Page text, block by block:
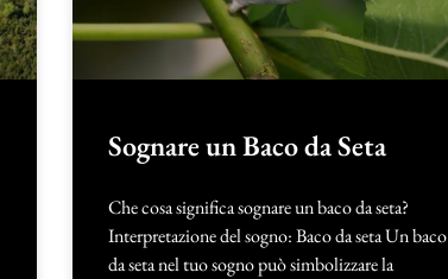
Sognare un Baco da Seta
Che cosa significa sognare un baco da seta?
Interpretazione del sogno: Baco da seta Un baco
da seta nel tuo sogno può simbolizzare la